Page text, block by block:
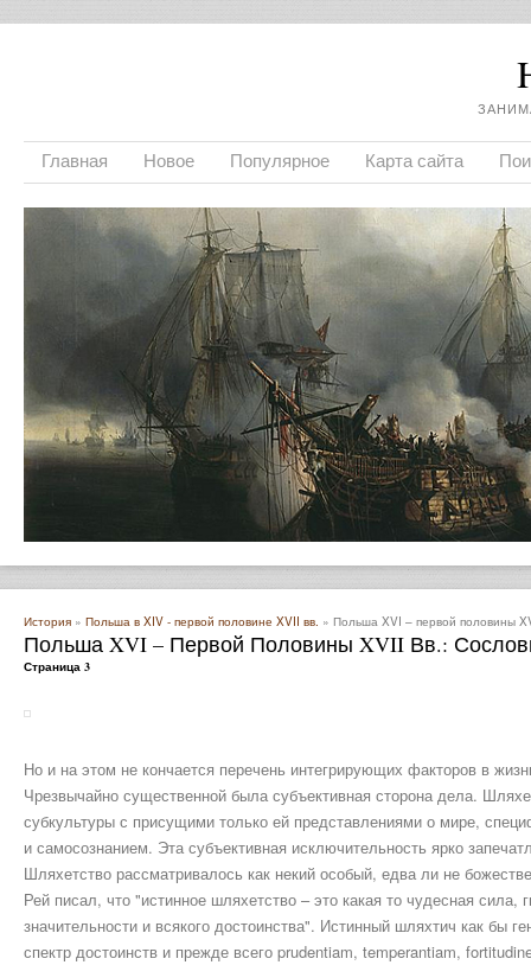
Главная Новое Популярное Карта сайта
История » Польша в XIV - первой половине XVII вв. » Польша XVI – первой половины
Польша XVI – Первой Половины XVII Вв.:
Страница 3
Но и на этом не кончается перечень интегрирующих факторов в
Чрезвычайно существенной была субъективная сторона дела.
субкультуры с присущими только ей представлениями о мире,
и самосознанием. Эта субъективная исключительность ярко
Шляхетство рассматривалось как некий особый, едва ли не
Рей писал, что "истинное шляхетство – это какая то чудесная сила,
значительности и всякого достоинства". Истинный шляхтич как бы
спектр достоинств и прежде всего prudentiam, temperantiam,